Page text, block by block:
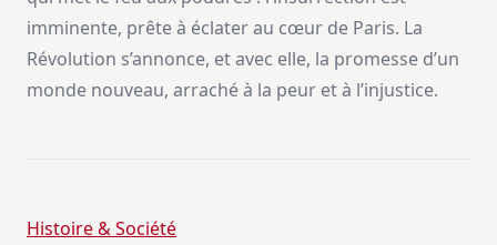
imminente, prête à éclater au cœur de Paris. La
Révolution s’annonce, et avec elle, la promesse d’un
monde nouveau, arraché à la peur et à l’injustice.
Histoire & Société